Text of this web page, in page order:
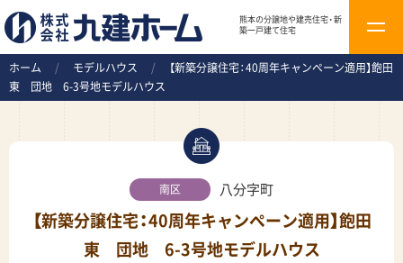
t
o
g
g
熊本の分譲地や建売住宅・新
築一戸建て住宅
ホーム / モデルハウス /
【新築分譲住宅：40周年キャンペーン適用】飽田
東 団地 6-3号地モデルハウス
南区 八分字町
【新築分譲住宅：40周年キャンペーン適用】飽田
東 団地 6-3号地モデルハウス